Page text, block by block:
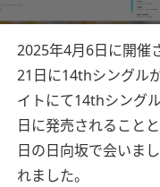
2025年4月6日に開催
21日に14thシングル
イトにて14thシング
日に発売されること
日の日向坂で会いま
れました。